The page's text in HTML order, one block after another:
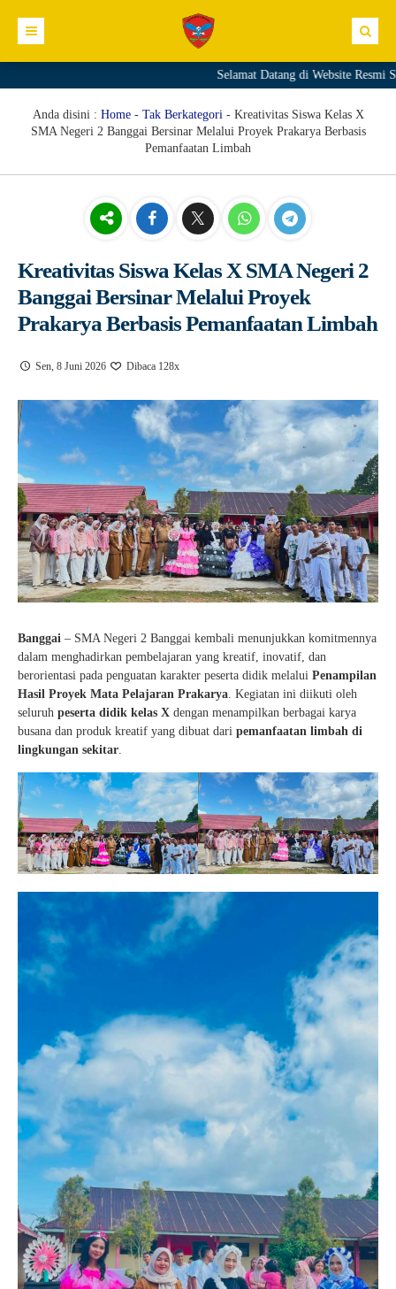
Sambutan Kepala Sekolah
Visi Sekolah
Misi Sekolah
Komite Sekolah
Fasilitas
Direktori
Siswa
Materi+Tugas
Kesiswaan
Agenda
Blog
E.GTK
Dapodik PTK
Guru Belajar
Guru Berbagi
Info Gtk
Selamat Datang di Website Resmi
Anda disini : Home- Tak Berkategori- Kreativitas Siswa Kelas X
SMA Negeri 2 Banggai Bersinar Melalui Proyek Prakarya Berbasis
Pemanfaatan Limbah
Kreativitas Siswa Kelas X SMA Negeri 2
Banggai Bersinar Melalui Proyek
Prakarya Berbasis Pemanfaatan Limbah
Sen, 8 Juni 2026 Dibaca 128x
Banggai – SMA Negeri 2 Banggai kembali menunjukkan komitmennya
dalam menghadirkan pembelajaran yang kreatif, inovatif, dan
berorientasi pada penguatan karakter peserta didik melalui Penampilan
Hasil Proyek Mata Pelajaran Prakarya. Kegiatan ini diikuti oleh
seluruh peserta didik kelas X dengan menampilkan berbagai karya
busana dan produk kreatif yang dibuat dari pemanfaatan limbah di
lingkungan sekitar.